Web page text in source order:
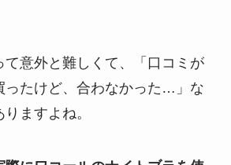
て意外と難しくて、「口コミが
ったけど、合わなかった…」な
ますよね。